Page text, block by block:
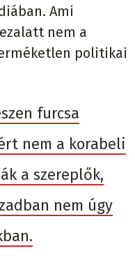
Ami
nem a
politikai
furcsa
nem a korabeli
a szereplők,
nem úgy